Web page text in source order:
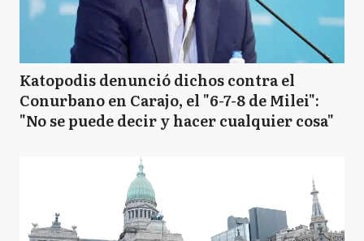
Katopodis denunció dichos contra el
Conurbano en Carajo, el "6-7-8 de Milei":
"No se puede decir y hacer cualquier cosa"